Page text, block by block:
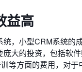
益高
，小型CRM系统的
大的投资，包括软
等方面的费用，对于